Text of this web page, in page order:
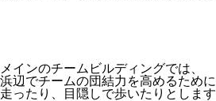
メインのチームビルディングでは、
浜辺でチームの団結力を高めるために
走ったり、目隠しで歩いたりとします